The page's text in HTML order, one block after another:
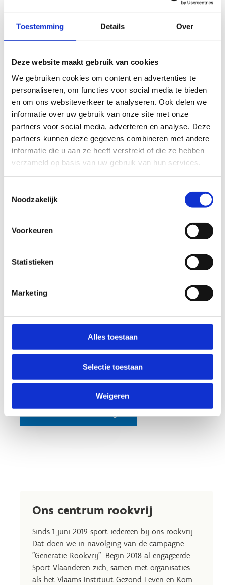
Toestemming Details Over
Deze website maakt gebruik van cookies
We gebruiken cookies om content en advertenties te
personaliseren, om functies voor social media te bieden
en om ons websiteverkeer te analyseren. Ook delen we
informatie over uw gebruik van onze site met onze
partners voor social media, adverteren en analyse. Deze
partners kunnen deze gegevens combineren met andere
informatie die u aan ze heeft verstrekt of die ze hebben
verzameld op basis van uw gebruik van hun services.
Noodzakelijk
Voorkeuren
Statistieken
Marketing
Alles toestaan
Selectie toestaan
Weigeren
Ontdek welke sporten je bij
ons kan beoefenen
Coach je een sportploeg of een team en ben je
op zoek naar de ideale locatie voor eenstage of
eenteambuildingevent ? wij bieden
verschillende sportieve/recreatieve
teambuildingactiviteiten aan, al dan niet in
combinatie met een verblijf. Ons centrum is de
ideale uitvalsbasis voor prachtige fietstochten
richting zowel Heuvelland (Kemmelberg,
Rodeberg, Monteberg,...) als kuststreek. We
je prachtige wandelingen kan maken.
Contacteer ons via
woumen@sport.vlaanderen
Het platform dat we gebruiken om deze video af te
spelen maakt gebruik van marketing cookies. Klik in
'Marketing cookies' aan en klik op 'Selectie toestaan'.
Ons centrum rookvrij
Sinds 1 juni 2019 sport iedereen bij ons rookvrij.
Dat doen we in navolging van de campagne
"Generatie Rookvrij". Begin 2018 al engageerde
Sport Vlaanderen zich, samen met organisaties
als het Vlaams Instituut Gezond Leven en Kom